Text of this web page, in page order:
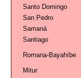
Santo Domingo
San Pedro
Samaná
Santiago
Romana-Bayahíbe
Mitur